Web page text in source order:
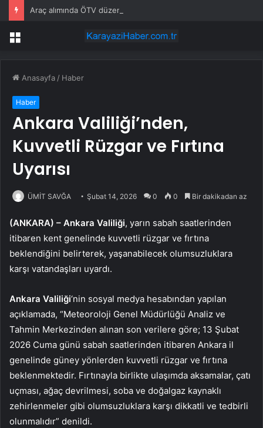
Menü
Anasayfa / Haber
Haber
Ankara Valiliği’nden,
Kuvvetli Rüzgar ve Fırtına
Uyarısı
ÜMİT SAVĞA Şubat 14, 2026 0 0 Bir dakikadan az
(ANKARA) – Ankara Valiliği, yarın sabah saatlerinden
itibaren kent genelinde kuvvetli rüzgar ve fırtına
beklendiğini belirterek, yaşanabilecek olumsuzluklara
karşı vatandaşları uyardı.
Ankara Valiliği‘nin sosyal medya hesabından yapılan
açıklamada, “Meteoroloji Genel Müdürlüğü Analiz ve
Tahmin Merkezinden alınan son verilere göre; 13 Şubat
2026 Cuma günü sabah saatlerinden itibaren Ankara il
genelinde güney yönlerden kuvvetli rüzgar ve fırtına
beklenmektedir. Fırtınayla birlikte ulaşımda aksamalar, çatı
uçması, ağaç devrilmesi, soba ve doğalgaz kaynaklı
zehirlenmeler gibi olumsuzluklara karşı dikkatli ve tedbirli
olunmalıdır” denildi.